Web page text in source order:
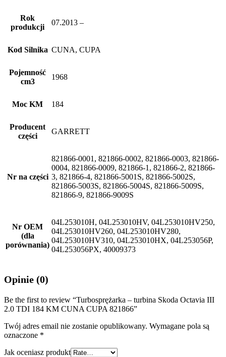
Rok
produkcji
07.2013 –
Kod Silnika CUNA, CUPA
Pojemność
cm3
1968
Moc KM 184
Producent
części
GARRETT
Nr na części
821866-0001, 821866-0002, 821866-0003, 821866-
0004, 821866-0009, 821866-1, 821866-2, 821866-
3, 821866-4, 821866-5001S, 821866-5002S,
821866-5003S, 821866-5004S, 821866-5009S,
821866-9, 821866-9009S
Nr OEM
(dla
porównania)
04L253010H, 04L253010HV, 04L253010HV250,
04L253010HV260, 04L253010HV280,
04L253010HV310, 04L253010HX, 04L253056P,
04L253056PX, 40009373
Opinie (0)
Be the first to review “Turbosprężarka – turbina Skoda Octavia III
2.0 TDI 184 KM CUNA CUPA 821866”
Twój adres email nie zostanie opublikowany. Wymagane pola są
oznaczone *
Jak oceniasz produkt